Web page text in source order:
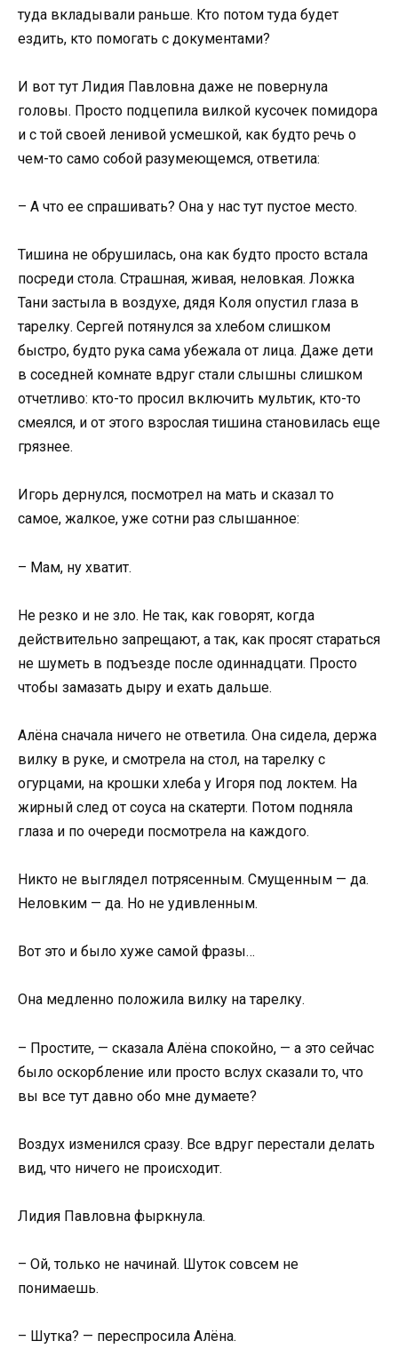
туда вкладывали раньше. Кто потом туда будет
ездить, кто помогать с документами?
И вот тут Лидия Павловна даже не повернула
головы. Просто подцепила вилкой кусочек помидора
и с той своей ленивой усмешкой, как будто речь о
чем-то само собой разумеющемся, ответила:
– А что ее спрашивать? Она у нас тут пустое место.
Тишина не обрушилась, она как будто просто встала
посреди стола. Страшная, живая, неловкая. Ложка
Тани застыла в воздухе, дядя Коля опустил глаза в
тарелку. Сергей потянулся за хлебом слишком
быстро, будто рука сама убежала от лица. Даже дети
в соседней комнате вдруг стали слышны слишком
отчетливо: кто-то просил включить мультик, кто-то
смеялся, и от этого взрослая тишина становилась еще
грязнее.
Игорь дернулся, посмотрел на мать и сказал то
самое, жалкое, уже сотни раз слышанное:
– Мам, ну хватит.
Не резко и не зло. Не так, как говорят, когда
действительно запрещают, а так, как просят стараться
не шуметь в подъезде после одиннадцати. Просто
чтобы замазать дыру и ехать дальше.
Алёна сначала ничего не ответила. Она сидела, держа
вилку в руке, и смотрела на стол, на тарелку с
огурцами, на крошки хлеба у Игоря под локтем. На
жирный след от соуса на скатерти. Потом подняла
глаза и по очереди посмотрела на каждого.
Никто не выглядел потрясенным. Смущенным — да.
Неловким — да. Но не удивленным.
Вот это и было хуже самой фразы…
Она медленно положила вилку на тарелку.
– Простите, — сказала Алёна спокойно, — а это сейчас
было оскорбление или просто вслух сказали то, что
вы все тут давно обо мне думаете?
Воздух изменился сразу. Все вдруг перестали делать
вид, что ничего не происходит.
Лидия Павловна фыркнула.
– Ой, только не начинай. Шуток совсем не
понимаешь.
– Шутка? — переспросила Алёна.